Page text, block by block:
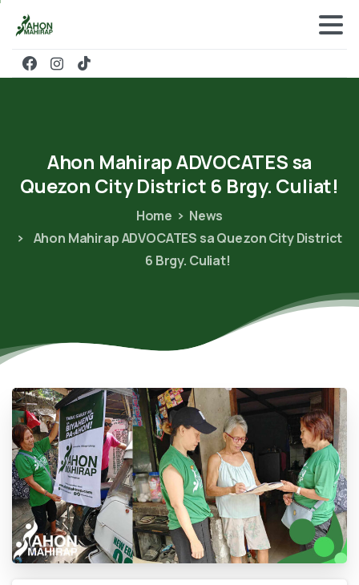
Ahon MahirapADVOCATESsa
Quezon City District 6 Brgy. Culiat!
Home
News
Ahon Mahirap ADVOCATES sa Quezon City District
6 Brgy. Culiat!